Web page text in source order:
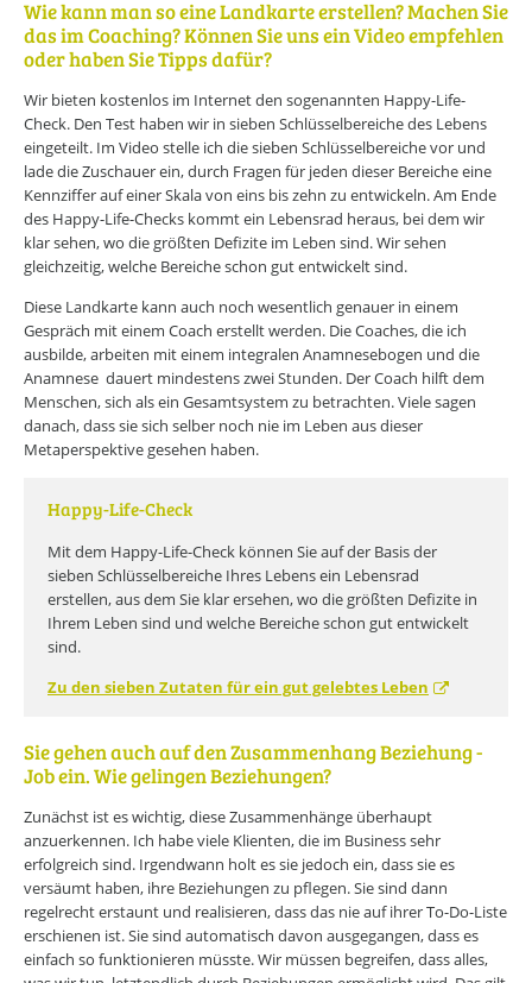
Wie kann man so eine Landkarte erstellen? Machen Sie
das im Coaching? Können Sie uns ein Video empfehlen
oder haben Sie Tipps dafür?
Wir bieten kostenlos im Internet den sogenannten Happy-Life-
Check. Den Test haben wir in sieben Schlüsselbereiche des Lebens
eingeteilt. Im Video stelle ich die sieben Schlüsselbereiche vor und
lade die Zuschauer ein, durch Fragen für jeden dieser Bereiche eine
Kennziffer auf einer Skala von eins bis zehn zu entwickeln. Am Ende
des Happy-Life-Checks kommt ein Lebensrad heraus, bei dem wir
klar sehen, wo die größten Defizite im Leben sind. Wir sehen
gleichzeitig, welche Bereiche schon gut entwickelt sind.
Diese Landkarte kann auch noch wesentlich genauer in einem
Gespräch mit einem Coach erstellt werden. Die Coaches, die ich
ausbilde, arbeiten mit einem integralen Anamnesebogen und die
Anamnese dauert mindestens zwei Stunden. Der Coach hilft dem
Menschen, sich als ein Gesamtsystem zu betrachten. Viele sagen
danach, dass sie sich selber noch nie im Leben aus dieser
Metaperspektive gesehen haben.
Happy-Life-Check
Mit dem Happy-Life-Check können Sie auf der Basis der
sieben Schlüsselbereiche Ihres Lebens ein Lebensrad
erstellen, aus dem Sie klar ersehen, wo die größten Defizite in
Ihrem Leben sind und welche Bereiche schon gut entwickelt
sind.
Zu den sieben Zutaten für ein gut gelebtes Leben
Sie gehen auch auf den Zusammenhang Beziehung -
Job ein. Wie gelingen Beziehungen?
Zunächst ist es wichtig, diese Zusammenhänge überhaupt
anzuerkennen. Ich habe viele Klienten, die im Business sehr
erfolgreich sind. Irgendwann holt es sie jedoch ein, dass sie es
versäumt haben, ihre Beziehungen zu pflegen. Sie sind dann
regelrecht erstaunt und realisieren, dass das nie auf ihrer To-Do-Liste
erschienen ist. Sie sind automatisch davon ausgegangen, dass es
einfach so funktionieren müsste. Wir müssen begreifen, dass alles,